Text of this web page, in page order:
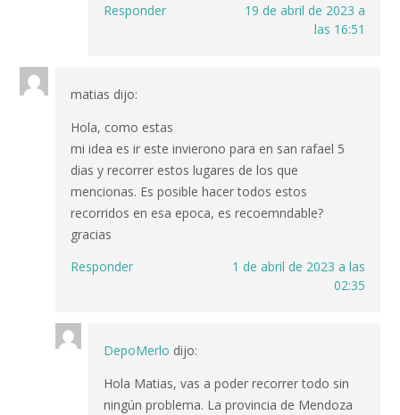
Responder
19 de abril de 2023 a
las 16:51
matias dijo:
Hola, como estas
mi idea es ir este invierono para en san rafael 5
dias y recorrer estos lugares de los que
mencionas. Es posible hacer todos estos
recorridos en esa epoca, es recoemndable?
gracias
Responder
1 de abril de 2023 a las
02:35
DepoMerlo dijo:
Hola Matias, vas a poder recorrer todo sin
ningún problema. La provincia de Mendoza